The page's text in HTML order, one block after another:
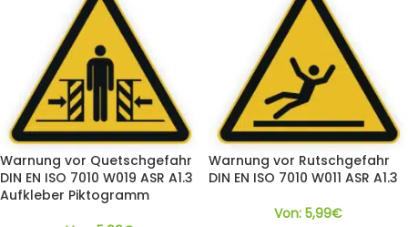
Warnung vor Quetschgefahr
DIN EN ISO 7010 W019 ASR A1.3
Aufkleber Piktogramm
Warnung vor Rutschgefahr
DIN EN ISO 7010 W011 ASR A1.3
Von: 5,99€